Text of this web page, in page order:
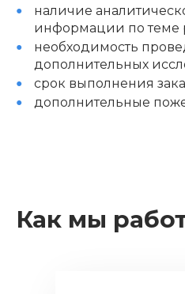
наличие
информации по теме
необходимость
дополнительных
срок выполнения
дополнительные
Как мы